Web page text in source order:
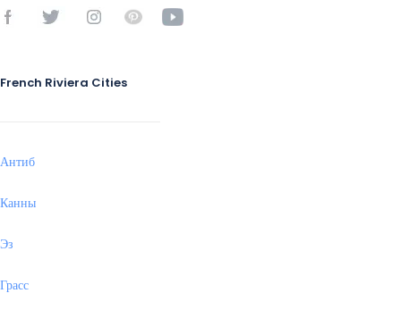
French Riviera Cities
Антиб
Канны
Эз
Грасс